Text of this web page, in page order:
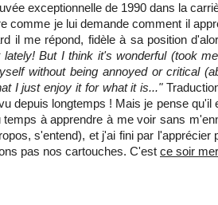
exceptionnelle de 1990 dans la
comme je lui demande comment il
il me répond, fidèle à sa position
lately! But I think it's wonderful (took
without being annoyed or critical
I just enjoy it for what it is..."
depuis longtemps ! Mais je pense qu'il
temps à apprendre à me voir sans
s'entend), et j'ai fini par l'apprécier
pas nos cartouches. C'est ce soir